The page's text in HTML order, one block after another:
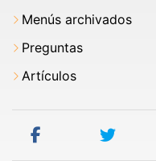
Menús archivados
Preguntas
Artículos
facebook twitter